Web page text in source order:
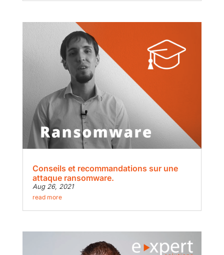
Conseils et recommandations sur une
attaque ransomware.
Aug 26, 2021
read more